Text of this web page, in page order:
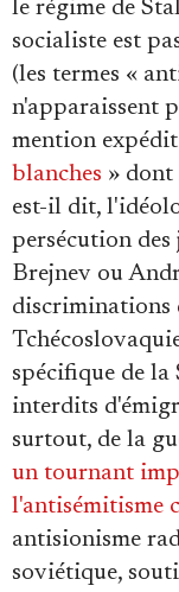
le régime de
socialiste est
(les termes «
n'apparaissent
mention
blanches » dont
est-il dit,
persécution
Brejnev ou
discriminations
spécifique de la
interdits
surtout, de la
un tournant
l'antisémitisme
antisionisme
soviétique,